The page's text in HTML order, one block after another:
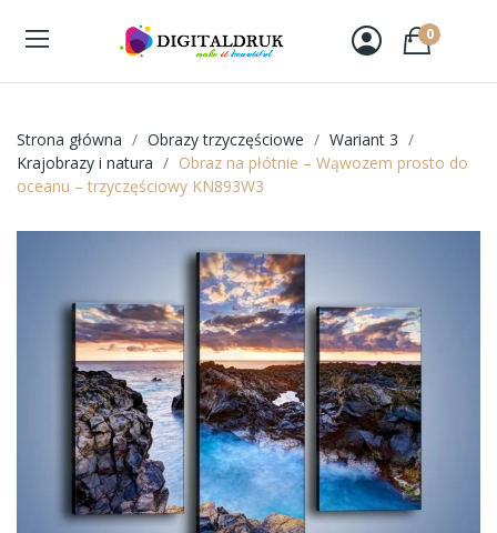
0
Strona główna Obrazy trzyczęściowe
Wariant 3
Krajobrazy i natura
Obraz na płótnie – Wąwozem prosto do
oceanu – trzyczęściowy KN893W3